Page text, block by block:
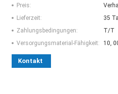
Preis:
Lieferzeit:
35
Zahlungsbedingungen:
T/T
Versorgungsmaterial-Fähigkeit:
10,
Kontakt